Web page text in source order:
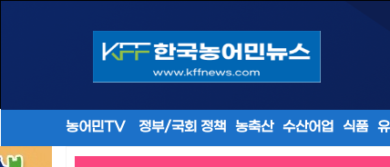
농어민TV 정부/국회 정책 농축산 수산어업 식품